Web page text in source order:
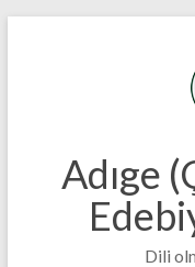
Adıge
Dili